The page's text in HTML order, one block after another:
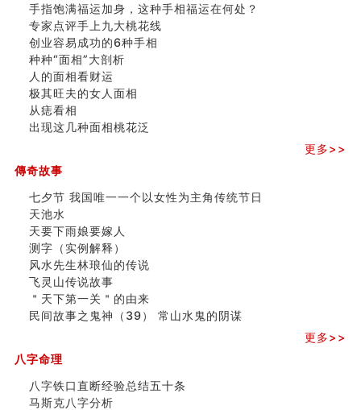
玄空本义(七)
刘燮鈞讲人相 手纹与命运(二)
商铺如何摆放物品催财招财
极其旺夫的女人面相
家居常見風水形煞及化解方法 (二)
居家風水懶人包！房子煞氣怎麼看？風水禁忌有哪些？有
這樣風水的房子別�
南半球的八字如何推排
额相与命运
从痣看相
姓名陰陽配置的凶吉
六爻測住宅風水 (四)
玄空本义 (五)
财务办公室风水布局
精选1500个五行属木的字
玄空本义 (四)
八字算命：女命八字里日坐伤官克夫？
订婚就是定结婚日子吗
清朝慈禧太后命造 (名人八字淺析七）
玄空本义 (三)
飞灵山传说故事
手指饱满福运加身，这种手相福运在何处？
专家点评手上九大桃花线
创业容易成功的6种手相
种种“面相”大剖析
人的面相看财运
极其旺夫的女人面相
从痣看相
出现这几种面相桃花泛
更多>>
傳奇故事
七夕节 我国唯一一个以女性为主角传统节日
天池水
天要下雨娘要嫁人
测字（实例解释）
风水先生林琅仙的传说
飞灵山传说故事
＂天下第一关＂的由来
民间故事之鬼神（39） 常山水鬼的阴谋
更多>>
八字命理
八字铁口直断经验总结五十条
马斯克八字分析